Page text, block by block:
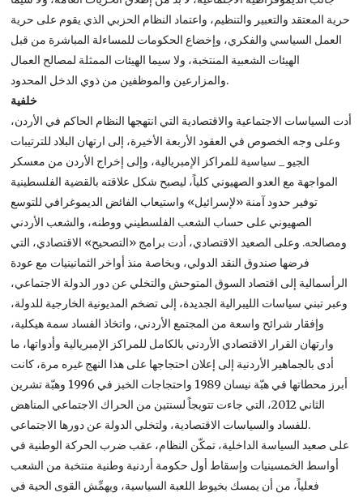
حرية المعتقد والتعبير والتنظيم، واعتماد النظام الحزبي الذي يقوم على حرية
العمل السياسي والفكري، وإخضاع الحكومات للمساءلة المباشرة من قبل
الهيئات الشعبية المنتخبة، ولا سيما الهيئات الممثلة لمصالح العمال
والمزارعين والموظفين من ذوي الدخل المحدود.
خلفية
أدت السياسات الاجتماعية والاقتصادية التي انتهجها النظام الحاكم في الأردن،
وعلى وجه الخصوص في العقود الأربعة الأخيرة، إلى ارتهان البلاد للترتيبات
الجيو _ سياسية للمراكز الإمبريالية، وإلى إخراج الأردن من معسكر
المواجهة مع العدو الصهيوني كلياً، ليصبح شكل علاقته بالقضية الفلسطينية
توفير حدود آمنة «لإسرائيل» واستيعاب الفائض الديموغرافي للتوسع
الصهيوني على حساب الشعب الفلسطيني ووطنه، والشعب الأردني
ومصالحه. وعلى الصعيد الاقتصادي، أدت برامج «التصحيح» الاقتصادي، التي
فرضها صندوق النقد الدولي، وبخاصة منذ أواخر الثمانينيات مع عودة
الرأسمالية إلى اقتصاد السوق المتوحش والتخلي عن دور الدولة الاجتماعي،
وعبر تبني سياسات الليبرالية الجديدة، إلى تضخم المديونية الخارجية للدولة،
وإفقار شرائح واسعة من المجتمع الأردني، واتخاذ الفساد سمة هيكلية،
وارتهان القرار الاقتصادي الأردني بالكامل للمراكز الإمبريالية وأدواتها، ما
أدى بالجماهير الأردنية إلى إعلان احتجاجها على هذا النهج غيره مرة، كانت
أبرز محطاتها في هبّة نيسان 1989 واحتجاجات الخبز في 1996 وهبّة تشرين
الثاني 2012، التي جاءت تتويجاً لسنتين من الحراك الاجتماعي المناهض
للفساد والسياسات الاقتصادية، ولتخلي الدولة عن دورها الاجتماعي.
على صعيد السياسة الداخلية، تمكّن النظام، عقب ضرب الحركة الوطنية في
أواسط الخمسينيات وإسقاط أول حكومة أردنية وطنية منتخبة من الشعب
فعلياً، من أن يمسك بخيوط اللعبة السياسية، ويهمِّش القوى الحية في